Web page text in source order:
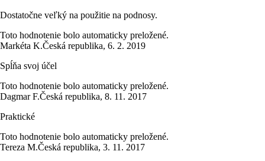
Dostatočne veľký na použitie na podnosy.
Toto hodnotenie bolo automaticky preložené.
Markéta K.Česká republika, 6. 2. 2019
Spĺňa svoj účel
Toto hodnotenie bolo automaticky preložené.
Dagmar F.Česká republika, 8. 11. 2017
Praktické
Toto hodnotenie bolo automaticky preložené.
Tereza M.Česká republika, 3. 11. 2017